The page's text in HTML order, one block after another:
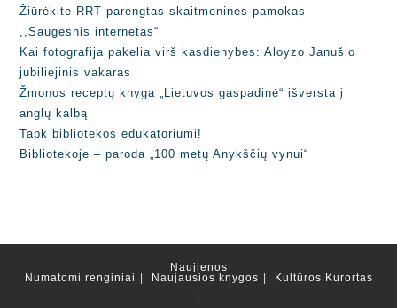
Žiūrėkite RRT parengtas skaitmenines pamokas
,,Saugesnis internetas“
Kai fotografija pakelia virš kasdienybės: Aloyzo Janušio
jubiliejinis vakaras
Žmonos receptų knyga „Lietuvos gaspadinė“ išversta į
anglų kalbą
Tapk bibliotekos edukatoriumi!
Bibliotekoje – paroda „100 metų Anykščių vynui“
Naujienos
Numatomi renginiai
Naujausios knygos Kultūros Kurortas